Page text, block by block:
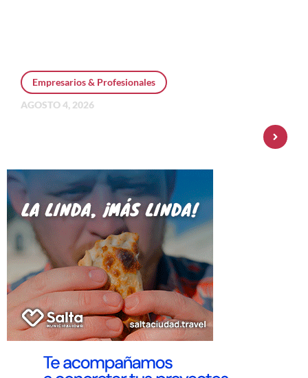
Empresarios & Profesionales
AGOSTO 4, 2026